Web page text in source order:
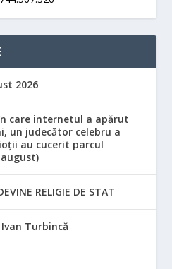
2026
care internetul a apărut
un judecător celebru a
au cucerit parcul
RELIGIE DE STAT
Turbincă